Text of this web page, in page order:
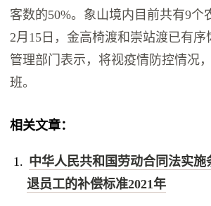
客数的50%。象山境内目前共有9个
2月15日，金高椅渡和崇站渡已有
管理部门表示，将视疫情防控情况
班。
相关文章：
中华人民共和国劳动合同法实施
退员工的补偿标准2021年